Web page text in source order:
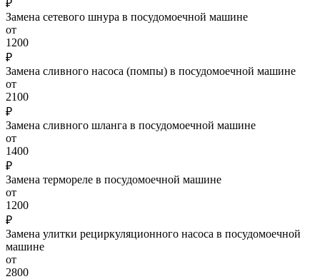
₽
Замена сетевого шнура в посудомоечной машине
от
1200
₽
Замена сливного насоса (помпы) в посудомоечной машине
от
2100
₽
Замена сливного шланга в посудомоечной машине
от
1400
₽
Замена термореле в посудомоечной машине
от
1200
₽
Замена улитки рециркуляционного насоса в посудомоечной
машине
от
2800